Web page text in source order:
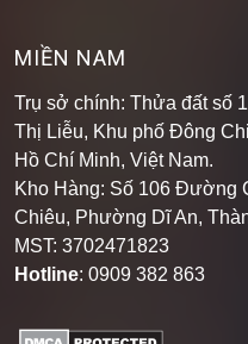
Trụ sở chính: Thửa đất số
Thị Liễu, Khu phố Đông
Hồ Chí Minh, Việt Nam.
Kho Hàng: Số 106 Đường
Chiêu, Phường Dĩ An,
MST: 3702471823
Hotline: 0909 382 863